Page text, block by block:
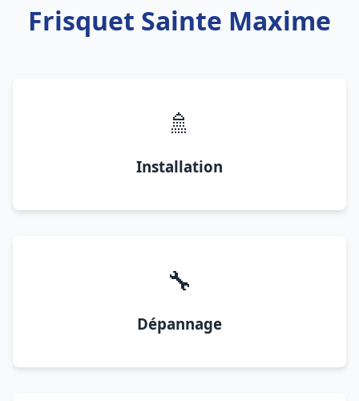
Frisquet Sainte Maxime
🚿
Installation
🔧
Dépannage